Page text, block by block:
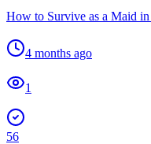
How to Survive as a Maid
4 months ago
1
56